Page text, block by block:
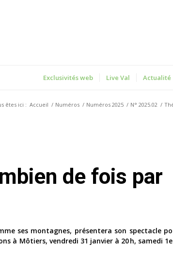
Exclusivités web Live Val Actualité
êtes ici : Accueil / Numéros / Numéros 2025 / N° 2025.02 /
ses montagnes, présentera son spectacle
à Môtiers, vendredi 31 janvier à 20 h, samedi